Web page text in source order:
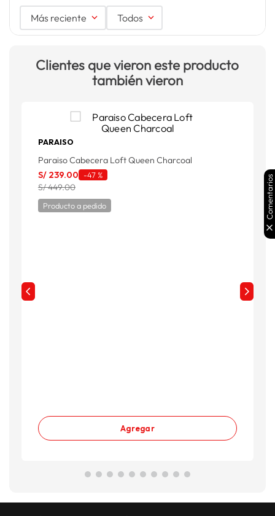
Más reciente Todos
Clientes que vieron este producto
también vieron
PARAISO
Paraiso Cabecera Loft Queen Charcoal
S/ 239.00 -47 %
S/ 449.00
Producto a pedido
Agregar
Comentarios